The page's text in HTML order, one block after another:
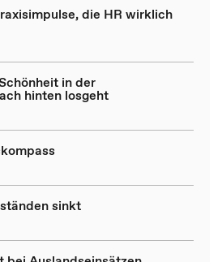
die HR wirklich
in der
hinten losgeht
sinkt